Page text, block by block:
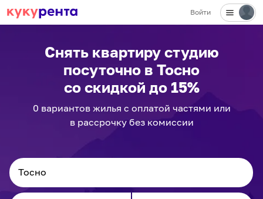
Войти
Снять квартиру студию
посуточно в Тосно
со скидкой до 15%
0 вариантовжилья с оплатой частями или
в рассрочку без комиссии